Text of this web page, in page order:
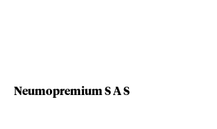
Neumopremium S A S